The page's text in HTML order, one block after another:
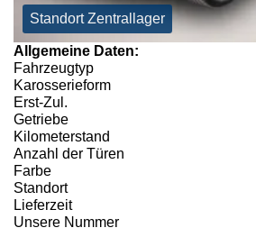
Standort Zentrallager
Allgemeine Daten:
Fahrzeugtyp
Karosserieform
Erst-Zul.
Getriebe
Kilometerstand
Anzahl der Türen
Farbe
Standort
Lieferzeit
Unsere Nummer